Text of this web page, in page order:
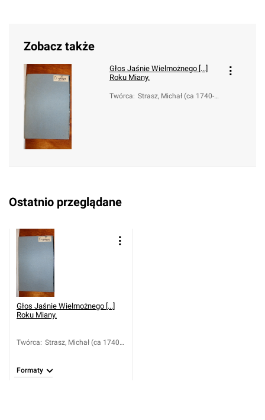
Zobacz także
Głos Jaśnie Wielmożnego [...]
Roku Miany.
Twórca: Strasz, Michał (ca 1740-1
Ostatnio przeglądane
Głos Jaśnie Wielmożnego [...]
Roku Miany.
Twórca: Strasz, Michał (ca 1740-
Formaty